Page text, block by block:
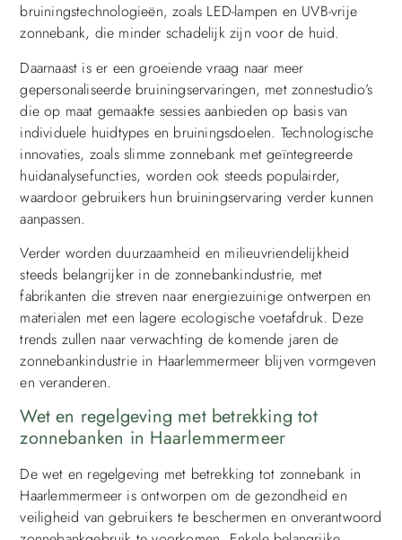
bruiningstechnologieën, zoals LED-lampen en UVB-vrije
zonnebank, die minder schadelijk zijn voor de huid.
Daarnaast is er een groeiende vraag naar meer
gepersonaliseerde bruiningservaringen, met zonnestudio’s
die op maat gemaakte sessies aanbieden op basis van
individuele huidtypes en bruiningsdoelen. Technologische
innovaties, zoals slimme zonnebank met geïntegreerde
huidanalysefuncties, worden ook steeds populairder,
waardoor gebruikers hun bruiningservaring verder kunnen
aanpassen.
Verder worden duurzaamheid en milieuvriendelijkheid
steeds belangrijker in de zonnebankindustrie, met
fabrikanten die streven naar energiezuinige ontwerpen en
materialen met een lagere ecologische voetafdruk. Deze
trends zullen naar verwachting de komende jaren de
zonnebankindustrie in Haarlemmermeer blijven vormgeven
en veranderen.
Wet en regelgeving met betrekking tot
zonnebanken in Haarlemmermeer
De wet en regelgeving met betrekking tot zonnebank in
Haarlemmermeer is ontworpen om de gezondheid en
veiligheid van gebruikers te beschermen en onverantwoord